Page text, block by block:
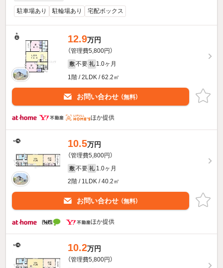
駐車場あり 駐輪場あり 宅配ボックス
12.9万円
（管理費5,800円）
敷 不要 礼 1.0ヶ月
1階 / 2LDK / 62.2㎡
お問い合わせ （無料）
ほか提供
10.5万円
（管理費5,800円）
敷 不要 礼 1.0ヶ月
2階 / 1LDK / 40.2㎡
お問い合わせ （無料）
ほか提供
10.2万円
（管理費5,800円）